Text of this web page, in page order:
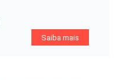
Saiba mais